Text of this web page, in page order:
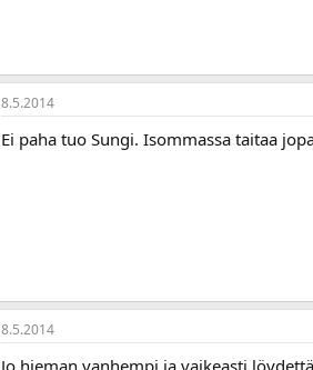
8.5.2014
Ei paha tuo Sungi. Isommassa taitaa
8.5.2014
Jo hieman vanhempi ja vaikeasti